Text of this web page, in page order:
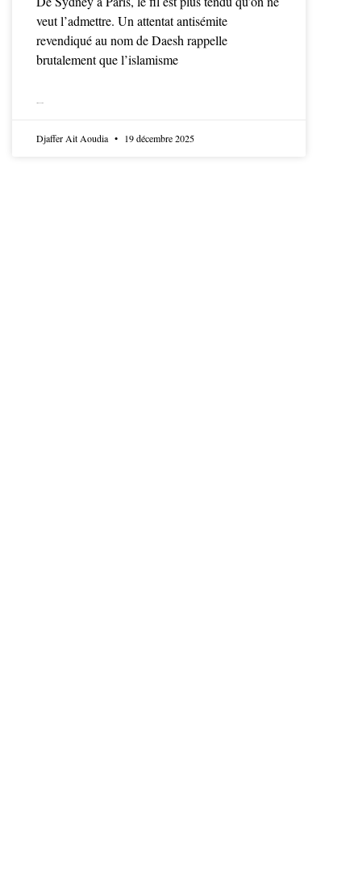
veut l’admettre. Un attentat antisémite
revendiqué au nom de Daesh rappelle
brutalement que l’islamisme
Djaffer Ait Aoudia 19 décembre 2025